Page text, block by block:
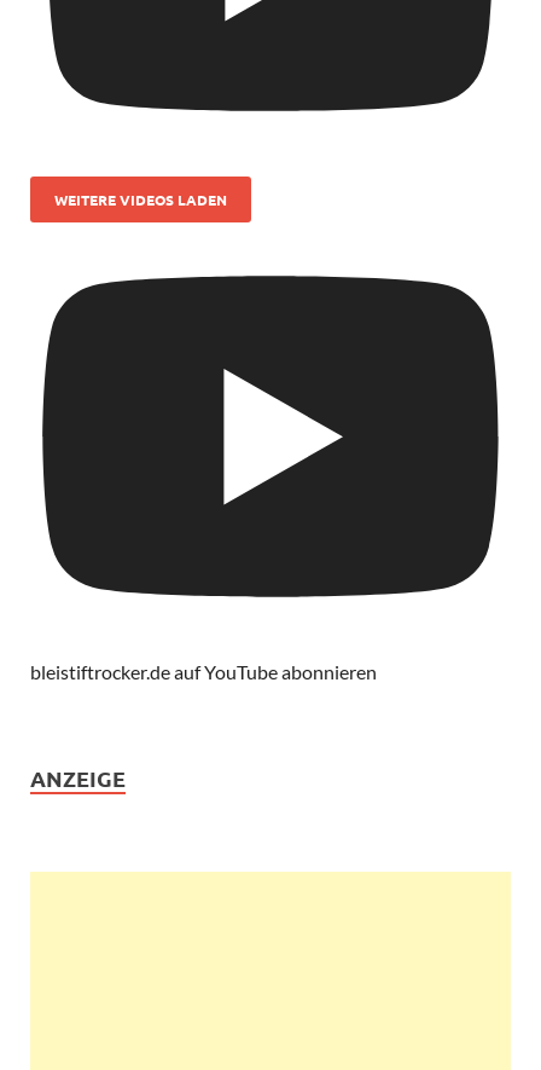
WEITERE VIDEOS LADEN
bleistiftrocker.de auf YouTube abonnieren
ANZEIGE